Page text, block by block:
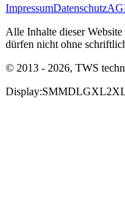
ImpressumDatenschutz
Alle Inhalte dieser
dürfen nicht ohne
© 2013 - 2026, TWS
Display:SMMDLGXL